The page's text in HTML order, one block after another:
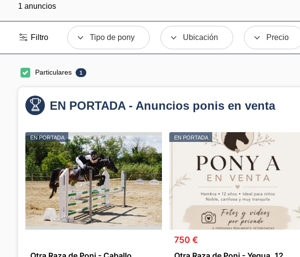
1 anuncios
Filtro Tipo de pony Ubicación Precio
Particulares 1
EN PORTADA - Anuncios ponis en venta
EN PORTADA EN PORTADA
750 €